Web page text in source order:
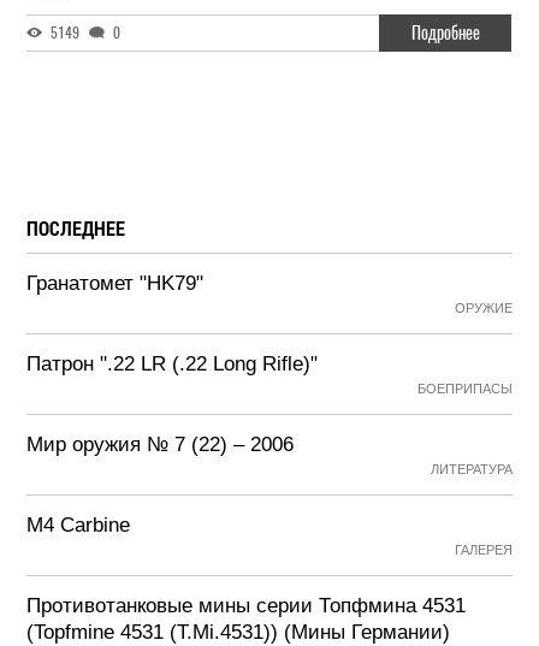
5149 0 Подробнее
ПОСЛЕДНЕЕ
Гранатомет "HK79"
ОРУЖИЕ
Патрон ".22 LR (.22 Long Rifle)"
БОЕПРИПАСЫ
Мир оружия № 7 (22) – 2006
ЛИТЕРАТУРА
M4 Carbine
ГАЛЕРЕЯ
Противотанковые мины серии Топфмина 4531
(Topfmine 4531 (T.Mi.4531)) (Мины Германии)